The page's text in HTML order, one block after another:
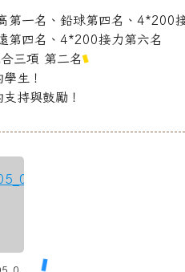
第一名、鉛球第四名、4*200
第四名、4*200接力第六名
三項 第二名
生！
持與鼓勵！